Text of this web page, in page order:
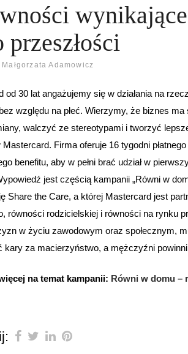
przeszłości
Małgorzata Adamowicz
od 30 lat angażujemy się w działania na
względu na płeć. Wierzymy, że biznes
walczyć ze stereotypami i tworzyć
Firma oferuje 16 tygodni
benefitu, aby w pełni brać udział w
jest częścią kampanii „Równi w
Share the Care, a której Mastercard jest
równości rodzicielskiej i równości na rynku
w życiu zawodowym oraz społecznym,
kary za macierzyństwo, a mężczyźni
na temat kampanii: Równi w domu –